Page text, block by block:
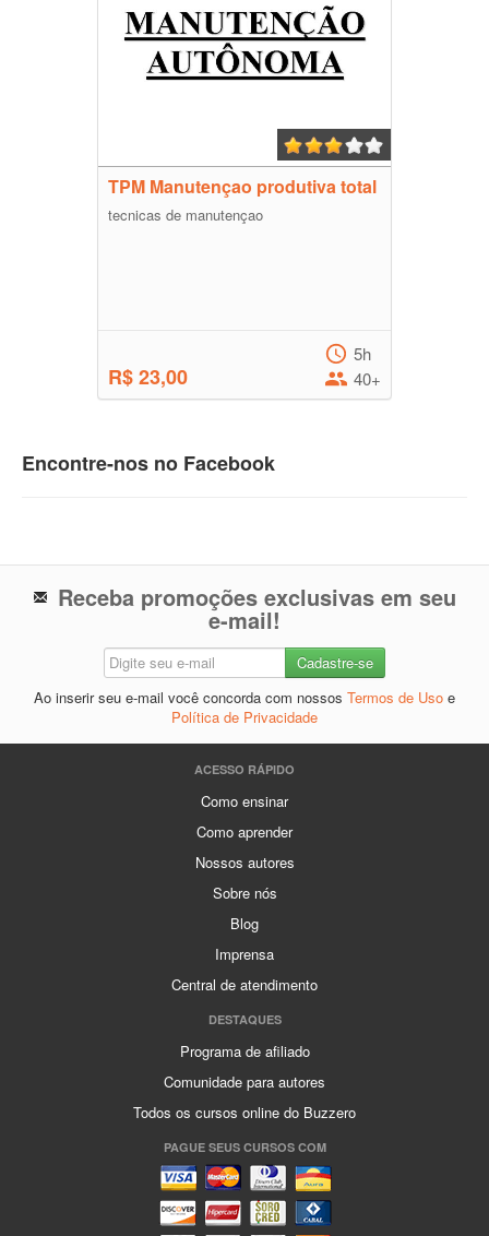
TPM Manutençao produtiva total
tecnicas de manutençao
R$ 23,00
5h
40+
Encontre-nos no Facebook
Receba promoções exclusivas em seu
e-mail!
Ao inserir seu e-mail você concorda com nossos Termos de Uso e
Política de Privacidade
ACESSO RÁPIDO
Como ensinar
Como aprender
Nossos autores
Sobre nós
Blog
Imprensa
Central de atendimento
DESTAQUES
Programa de afiliado
Comunidade para autores
Todos os cursos online do Buzzero
PAGUE SEUS CURSOS COM